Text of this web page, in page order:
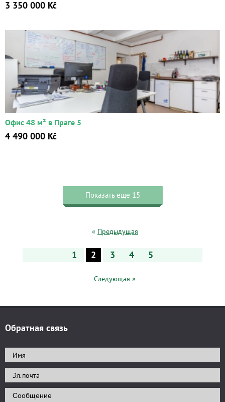
3 350 000 Kč
Офис 48 м² в Праге 5
4 490 000 Kč
Показать еще 15
« Предыдущая
1 2 3 4 5
Следующая »
Обратная связь